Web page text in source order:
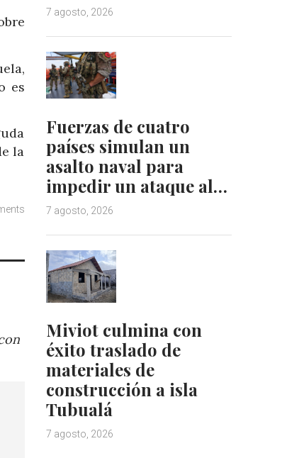
es
la
7 agosto, 2026
Fuerzas de cuatro
países simulan un
asalto naval para
impedir un ataque al…
7 agosto, 2026
Miviot culmina con
éxito traslado de
materiales de
construcción a isla
Tubualá
7 agosto, 2026